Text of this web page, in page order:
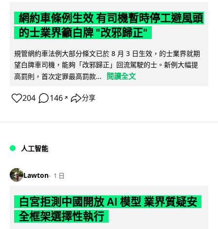
網約車條例生效 有司機暫時停工避風頭
的士業界籲白牌 "改邪歸正"
規管網約車法例大部分條文已於 8 月 3 日生效，的士業界就期
望白牌車司機，能夠「改邪歸正」回流駕駛的士。新例大幅提
高罰則，首次定罪最高罰款...
閱讀全文
204 146 ↗ 分享
人工智能
Lawton 1 日
白宮拒測中國開放 AI 模型 業界質疑安
全框架選擇性執行